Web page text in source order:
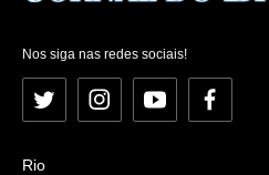
Nos siga nas redes sociais!
Twitter InstagramYouTubeFacebook
Rio